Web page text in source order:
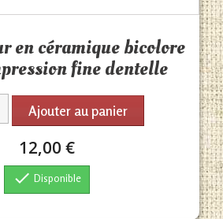
en céramique bicolore
fine dentelle
Ajouter au panier
12,00 €
 Disponible